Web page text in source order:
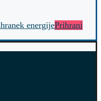
energijePrihrani